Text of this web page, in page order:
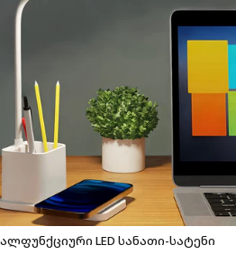
LED სანათი-სატენი